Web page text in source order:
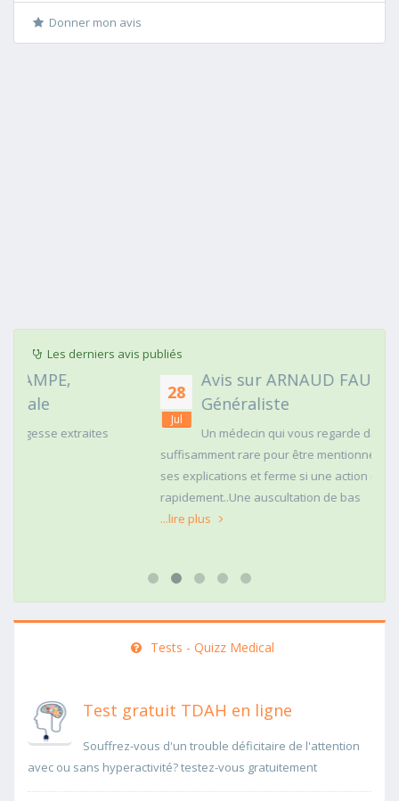
Donner mon avis
Les derniers avis publiés
28
Avis sur ARNAUD FAURIE, Médecin
Généraliste
Un médecin qui vous regarde dans les yeux c'est
suffisamment rare pour être mentionné. Posé,clair dans
ses explications et ferme si une action doit être menée
rapidement..Une auscultation de bas
Tests - Quizz Medical
Test gratuit TDAH en ligne
Souffrez-vous d'un trouble déficitaire de l'attention
avec ou sans hyperactivité? testez-vous gratuitement